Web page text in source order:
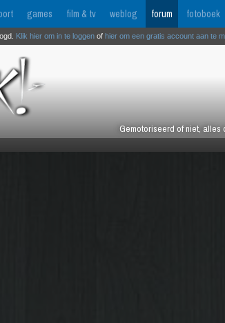
games film & tv weblog forum fotoboek
Gemotoriseerd of niet, alles
Klik hier om in te loggen of hier om een gratis account aan te